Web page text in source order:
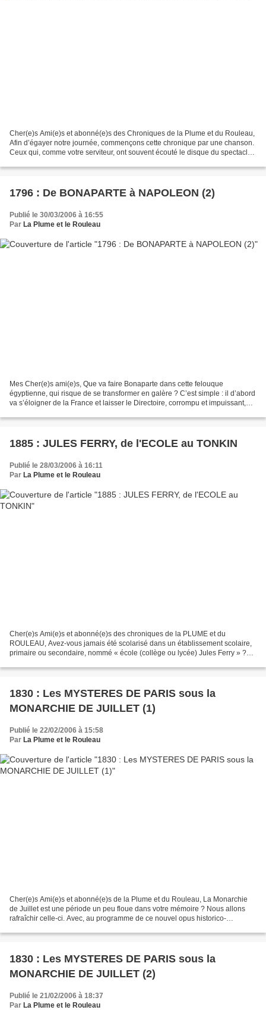
Cher(e)s Ami(e)s et abonné(e)s des Chroniques de la Plume et du Rouleau,
Afin d’égayer notre journée, commençons cette chronique par une chanson.
Ceux qui, comme votre serviteur, ont souvent écouté le disque du spectacle
1796 : De BONAPARTE à NAPOLEON (2)
Publié le 30/03/2006 à 16:55
Par La Plume et le Rouleau
Mes Cher(e)s ami(e)s, Que va faire Bonaparte dans cette felouque
égyptienne, qui risque de se transformer en galère ? C’est simple : il d’abord
va s’éloigner de la France et laisser le Directoire, corrompu et impuissant,
1885 : JULES FERRY, de l'ECOLE au TONKIN
Publié le 28/03/2006 à 16:11
Par La Plume et le Rouleau
Cher(e)s Ami(e)s et abonné(e)s des chroniques de la PLUME et du
ROULEAU, Avez-vous jamais été scolarisé dans un établissement scolaire,
primaire ou secondaire, nommé « école (collège ou lycée) Jules Ferry » ?
1830 : Les MYSTERES DE PARIS sous la
MONARCHIE DE JUILLET (1)
Publié le 22/02/2006 à 15:58
Par La Plume et le Rouleau
Cher(e)s Ami(e)s et abonné(e)s de la Plume et du Rouleau, La Monarchie
de Juillet est une période un peu floue dans votre mémoire ? Nous allons
rafraîchir celle-ci. Avec, au programme de ce nouvel opus historico-
1830 : Les MYSTERES DE PARIS sous la
MONARCHIE DE JUILLET (2)
Publié le 21/02/2006 à 18:37
Par La Plume et le Rouleau